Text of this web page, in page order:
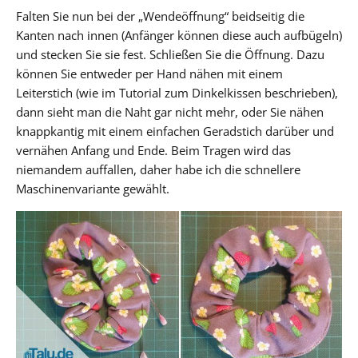
Falten Sie nun bei der „Wendeöffnung“ beidseitig die
Kanten nach innen (Anfänger können diese auch aufbügeln)
und stecken Sie sie fest. Schließen Sie die Öffnung. Dazu
können Sie entweder per Hand nähen mit einem
Leiterstich (wie im Tutorial zum Dinkelkissen beschrieben),
dann sieht man die Naht gar nicht mehr, oder Sie nähen
knappkantig mit einem einfachen Geradstich darüber und
vernähen Anfang und Ende. Beim Tragen wird das
niemandem auffallen, daher habe ich die schnellere
Maschinenvariante gewählt.